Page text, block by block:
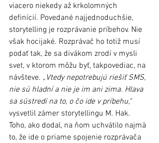
viacero niekedy až krkolomných
definícií. Povedané najjednoduchšie,
storytelling je rozprávanie príbehov. Nie
však hocijaké. Rozprávač ho totiž musí
podať tak, že sa divákom zrodí v mysli
svet, v ktorom môžu byť, takpovediac, na
návšteve. „ Vtedy nepotrebujú riešiť SMS,
nie sú hladní a nie je im ani zima. Hlava
sa sústredí na to, o čo ide v príbehu,“
vysvetlil zámer storytellingu M. Hak.
Toho, ako dodal, na ňom uchvátilo najmä
to, že ide o priame spojenie rozprávača